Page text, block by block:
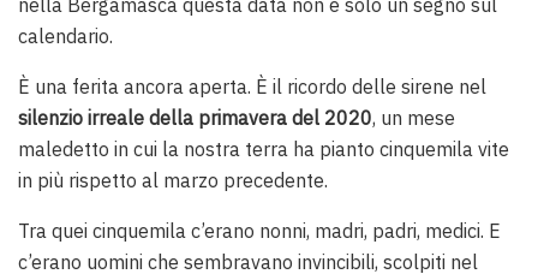
nella Bergamasca questa data non è solo un segno sul
calendario.
È una ferita ancora aperta. È il ricordo delle sirene nel
silenzio irreale della primavera del 2020, un mese
maledetto in cui la nostra terra ha pianto cinquemila vite
in più rispetto al marzo precedente.
Tra quei cinquemila c’erano nonni, madri, padri, medici. E
c’erano uomini che sembravano invincibili, scolpiti nel